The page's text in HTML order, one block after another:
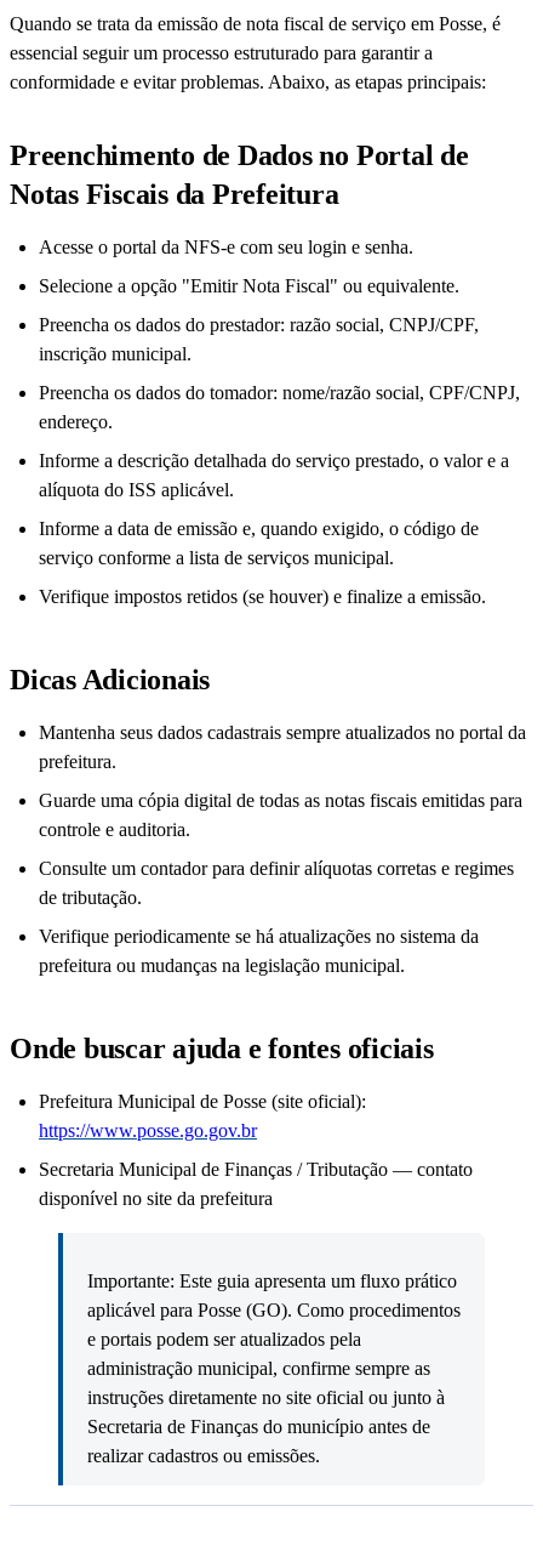
Quando se trata da emissão de nota fiscal de serviço em Posse, é
essencial seguir um processo estruturado para garantir a
conformidade e evitar problemas. Abaixo, as etapas principais:
Preenchimento de Dados no Portal de
Notas Fiscais da Prefeitura
Acesse o portal da NFS-e com seu login e senha.
Selecione a opção "Emitir Nota Fiscal" ou equivalente.
Preencha os dados do prestador: razão social, CNPJ/CPF,
inscrição municipal.
Preencha os dados do tomador: nome/razão social, CPF/CNPJ,
endereço.
Informe a descrição detalhada do serviço prestado, o valor e a
alíquota do ISS aplicável.
Informe a data de emissão e, quando exigido, o código de
serviço conforme a lista de serviços municipal.
Verifique impostos retidos (se houver) e finalize a emissão.
Dicas Adicionais
Mantenha seus dados cadastrais sempre atualizados no portal da
prefeitura.
Guarde uma cópia digital de todas as notas fiscais emitidas para
controle e auditoria.
Consulte um contador para definir alíquotas corretas e regimes
de tributação.
Verifique periodicamente se há atualizações no sistema da
prefeitura ou mudanças na legislação municipal.
Onde buscar ajuda e fontes oficiais
Prefeitura Municipal de Posse (site oficial):
https://www.posse.go.gov.br
Secretaria Municipal de Finanças / Tributação — contato
disponível no site da prefeitura
Importante: Este guia apresenta um fluxo prático
aplicável para Posse (GO). Como procedimentos
e portais podem ser atualizados pela
administração municipal, confirme sempre as
instruções diretamente no site oficial ou junto à
Secretaria de Finanças do município antes de
realizar cadastros ou emissões.